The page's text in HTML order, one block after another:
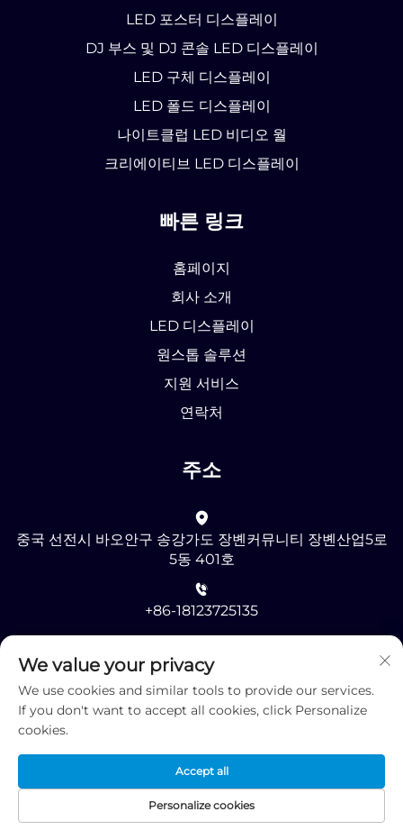
LED 포스터 디스플레이
DJ 부스 및 DJ 콘솔 LED 디스플레이
LED 구체 디스플레이
LED 폴드 디스플레이
나이트클럽 LED 비디오 월
크리에이티브 LED 디스플레이
빠른 링크
홈페이지
회사 소개
LED 디스플레이
원스톱 솔루션
지원 서비스
연락처
주소
중국 선전시 바오안구 송강가도 장볜커뮤니티 장볜산업5로
5동 401호
+86-18123725135
[email protected]
Copyright © 2025 by 선전 RMG 옵토일렉트로닉스 유한회사
개인정보 처리방침
We value your privacy
We use cookies and similar tools to provide our services.
If you don't want to accept all cookies, click Personalize
cookies.
Personalize cookies
Accept all